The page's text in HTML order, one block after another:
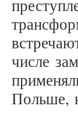
числе
Польше,